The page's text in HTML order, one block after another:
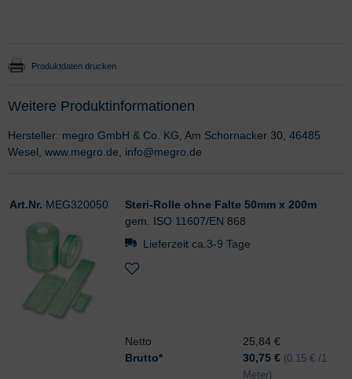
Produktdaten drucken
Weitere Produktinformationen
Hersteller: megro GmbH & Co. KG, Am Schornacker 30, 46485
Wesel, www.megro.de, info@megro.de
Art.Nr. MEG320050
Steri-Rolle ohne Falte 50mm x 200m
gem. ISO 11607/EN 868
Lieferzeit ca.3-9 Tage
Netto
25,84 €
Brutto*
30,75 € (0.15 € /1
Meter)